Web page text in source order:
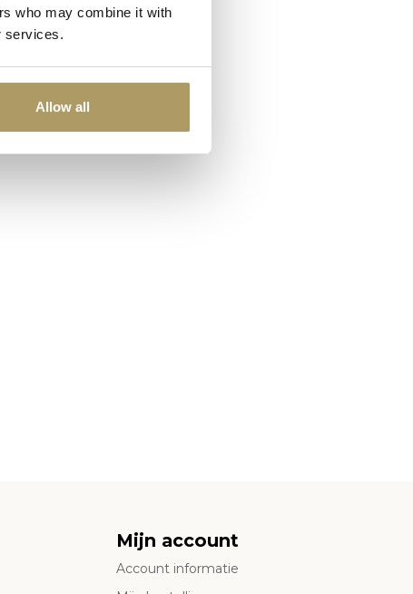
who may combine it with
services.
Allow all
Mijn account
Account informatie